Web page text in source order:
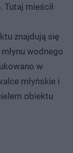
mieścił
znajdują się
wodnego
w
młyńskie i
obiektu